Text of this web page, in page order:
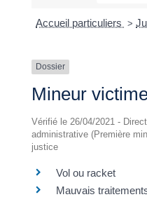
Accueil particuliers >
Dossier
Mineur
Vérifié le 26/04/2021 -
administrative (Première
justice
Vol ou racket
Mauvais